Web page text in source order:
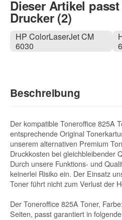
Dieser Artikel
Drucker (2)
HP ColorLaserJet CM
6030
Beschreibung
Der kompatible Toneroffice 825A
entsprechende Original
unserem alternativen Premium
Druckkosten bei gleichbleibender
Durch unsere Funktions- und
keinerlei Risiko ein. Der Einsatz
Toner führt nicht zum Verlust der
Der Toneroffice 825A Toner,
Seiten, passt garantiert in